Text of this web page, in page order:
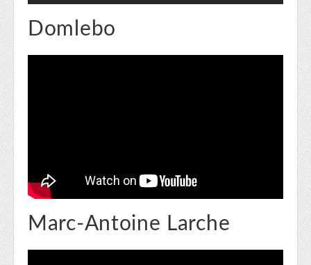
Domlebo
Marc-Antoine Larche